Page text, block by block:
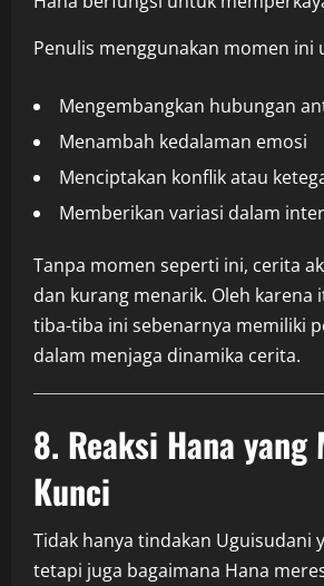
Penulis menggunakan momen ini
Mengembangkan hubungan
Menambah kedalaman emosi
Menciptakan konflik atau
Memberikan variasi dalam
Tanpa momen seperti ini, cerita
dan kurang menarik. Oleh karena
tiba-tiba ini sebenarnya memiliki
dalam menjaga dinamika cerita.
8. Reaksi Hana yang
Kunci
Tidak hanya tindakan Uguisudani
tetapi juga bagaimana Hana